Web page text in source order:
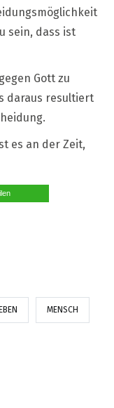
sein, dass ist
Gott zu
daraus resultiert
es an der Zeit,
MENSCH